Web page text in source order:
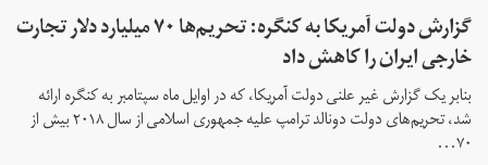
گزارش دولت آمریکا به کنگره: تحریم‌ها ۷۰ میلیارد دلار تجارت
خارجی ایران را کاهش داد
بنابر یک گزارش غیر علنی دولت آمریکا، که در اوایل ماه سپتامبر به کنگره ارائه
شد، تحریم‌های دولت دونالد ترامپ علیه جمهوری اسلامی از سال ۲۰۱۸ بیش از
۷۰...